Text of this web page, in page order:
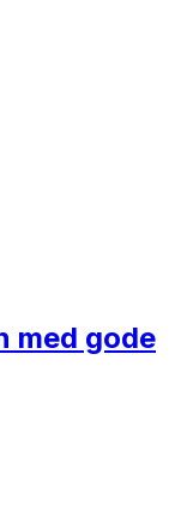
med gode